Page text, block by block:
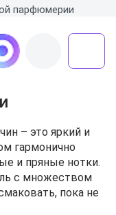
парфюмерии
– это яркий и
гармонично
и пряные нотки.
с множеством
пока не